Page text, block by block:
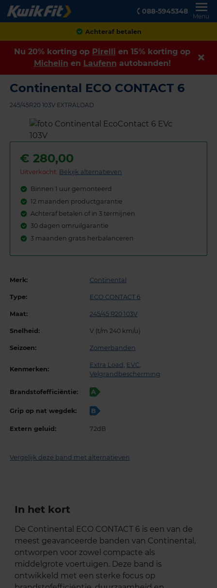
088-5945348
Menu
Achteraf betalen
Nu 20% korting op Pirelli en 15% korting op
Michelin en Laufenn autobanden!
Continental ECO CONTACT 6
245/45R20 103V EXTRALOAD
€ 280,00
Uitverkocht: Bekijk alternatieven
Binnen 1 uur gemonteerd
12 maanden productgarantie
Achteraf betalen of in 3 termijnen
30 dagen omruilgarantie
3 maanden gratis herbalanceren
Merk: Continental
Type: ECO CONTACT 6
Maat: 245/45 R20 103V
Snelheid: V (t/m 240 km/u)
Seizoen: Zomerbanden
Kenmerken:
Extra Load , EVC,
Velgrandbescherming
Brandstofefficiëntie: A
Grip op nat wegdek: B
Extern geluid: 72dB
Vergelijk deze band met alternatieven
In het kort
De Continental ECO CONTACT 6 is een van de
meest geavanceerde banden van Continental,
ontworpen voor zowel compacte als
middelgrote voertuigen. Deze band is
ontwikkeld met een sterke focus op